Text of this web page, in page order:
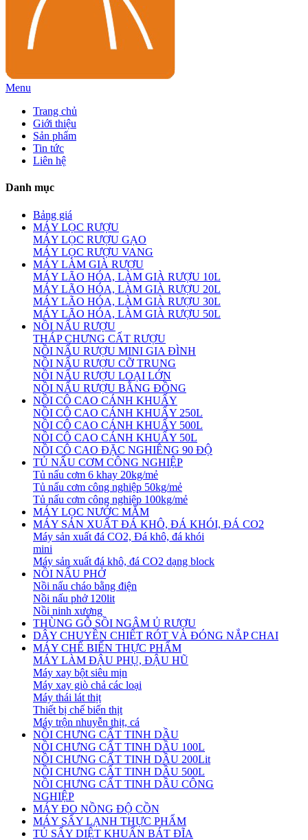
Menu
Trang chủ
Giới thiệu
Sản phẩm
Tin tức
Liên hệ
Danh mục
Bảng giá
MÁY LỌC RƯỢU
MÁY LỌC RƯỢU GẠO
MÁY LỌC RƯỢU VANG
MÁY LÀM GIÀ RƯỢU
MÁY LÃO HÓA, LÀM GIÀ RƯỢU 10L
MÁY LÃO HÓA, LÀM GIÀ RƯỢU 20L
MÁY LÃO HÓA, LÀM GIÀ RƯỢU 30L
MÁY LÃO HÓA, LÀM GIÀ RƯỢU 50L
NỒI NẤU RƯỢU
THÁP CHƯNG CẤT RƯỢU
NỒI NẤU RƯỢU MINI GIA ĐÌNH
NỒI NẤU RƯỢU CỠ TRUNG
NỒI NẤU RƯỢU LOẠI LỚN
NỒI NẤU RƯỢU BẰNG ĐỒNG
NỒI CÔ CAO CÁNH KHUẤY
NỒI CÔ CAO CÁNH KHUẤY 250L
NỒI CÔ CAO CÁNH KHUẤY 500L
NỒI CÔ CAO CÁNH KHUẤY 50L
NỒI CÔ CAO ĐẶC NGHIÊNG 90 ĐỘ
TỦ NẤU CƠM CÔNG NGHIỆP
Tủ nấu cơm 6 khay 20kg/mẻ
Tủ nấu cơm công nghiệp 50kg/mẻ
Tủ nấu cơm công nghiệp 100kg/mẻ
MÁY LỌC NƯỚC MẮM
MÁY SẢN XUẤT ĐÁ KHÔ, ĐÁ KHÓI, ĐÁ CO2
Máy sản xuất đá CO2, Đá khô, đá khói
mini
Máy sản xuất đá khô, đá CO2 dạng block
NỒI NẤU PHỞ
Nồi nấu cháo bằng điện
Nồi nấu phở 120lit
Nồi ninh xương
THÙNG GỖ SỒI NGÂM Ủ RƯỢU
DÂY CHUYỀN CHIẾT RÓT VÀ ĐÓNG NẮP CHAI
MÁY CHẾ BIẾN THỰC PHẨM
MÁY LÀM ĐẬU PHỤ, ĐẬU HŨ
Máy xay bột siêu mịn
Máy xay giò chả các loại
Máy thái lát thịt
Thiết bị chế biến thịt
Máy trộn nhuyễn thịt, cá
NỒI CHƯNG CẤT TINH DẦU
NỒI CHƯNG CẤT TINH DẦU 100L
NỒI CHƯNG CẤT TINH DẦU 200Lit
NỒI CHƯNG CẤT TINH DẦU 500L
NỒI CHƯNG CẤT TINH DẦU CÔNG
NGHIỆP
MÁY ĐO NỒNG ĐỘ CỒN
MÁY SẤY LẠNH THỰC PHẨM
TỦ SẤY DIỆT KHUẨN BÁT ĐĨA